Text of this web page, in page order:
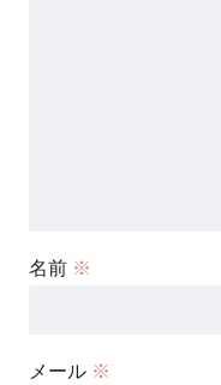
名前 ※
メール ※